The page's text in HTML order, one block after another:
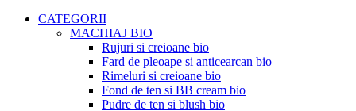
CATEGORII
MACHIAJ BIO
Rujuri si creioane bio
Fard de pleoape si anticearcan bio
Rimeluri si creioane bio
Fond de ten si BB cream bio
Pudre de ten si blush bio